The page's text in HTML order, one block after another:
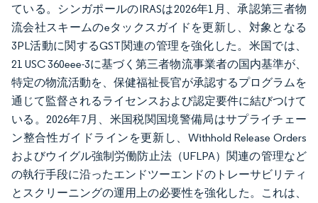
ている。シンガポールのIRASは2026年1月、承認第三者物
流会社スキームのeタックスガイドを更新し、対象となる
3PL活動に関するGST関連の管理を強化した。米国では、
21 USC 360eee-3に基づく第三者物流事業者の国内基準が、
特定の物流活動を、保健福祉長官が承認するプログラムを
通じて監督されるライセンスおよび認定要件に結びつけて
いる。2026年7月、米国税関国境警備局はサプライチェー
ン整合性ガイドラインを更新し、Withhold Release Orders
およびウイグル強制労働防止法（UFLPA）関連の管理など
の執行手段に沿ったエンドツーエンドのトレーサビリティ
とスクリーニングの運用上の必要性を強化した。これは、